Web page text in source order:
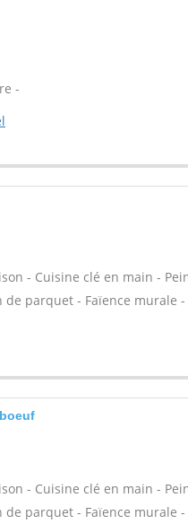
-
- Cuisine clé en main -
de parquet - Faïence murale -
- Cuisine clé en main -
de parquet - Faïence murale -